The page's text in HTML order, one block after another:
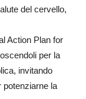
del cervello,
Action Plan for
per la
invitando
potenziarne la